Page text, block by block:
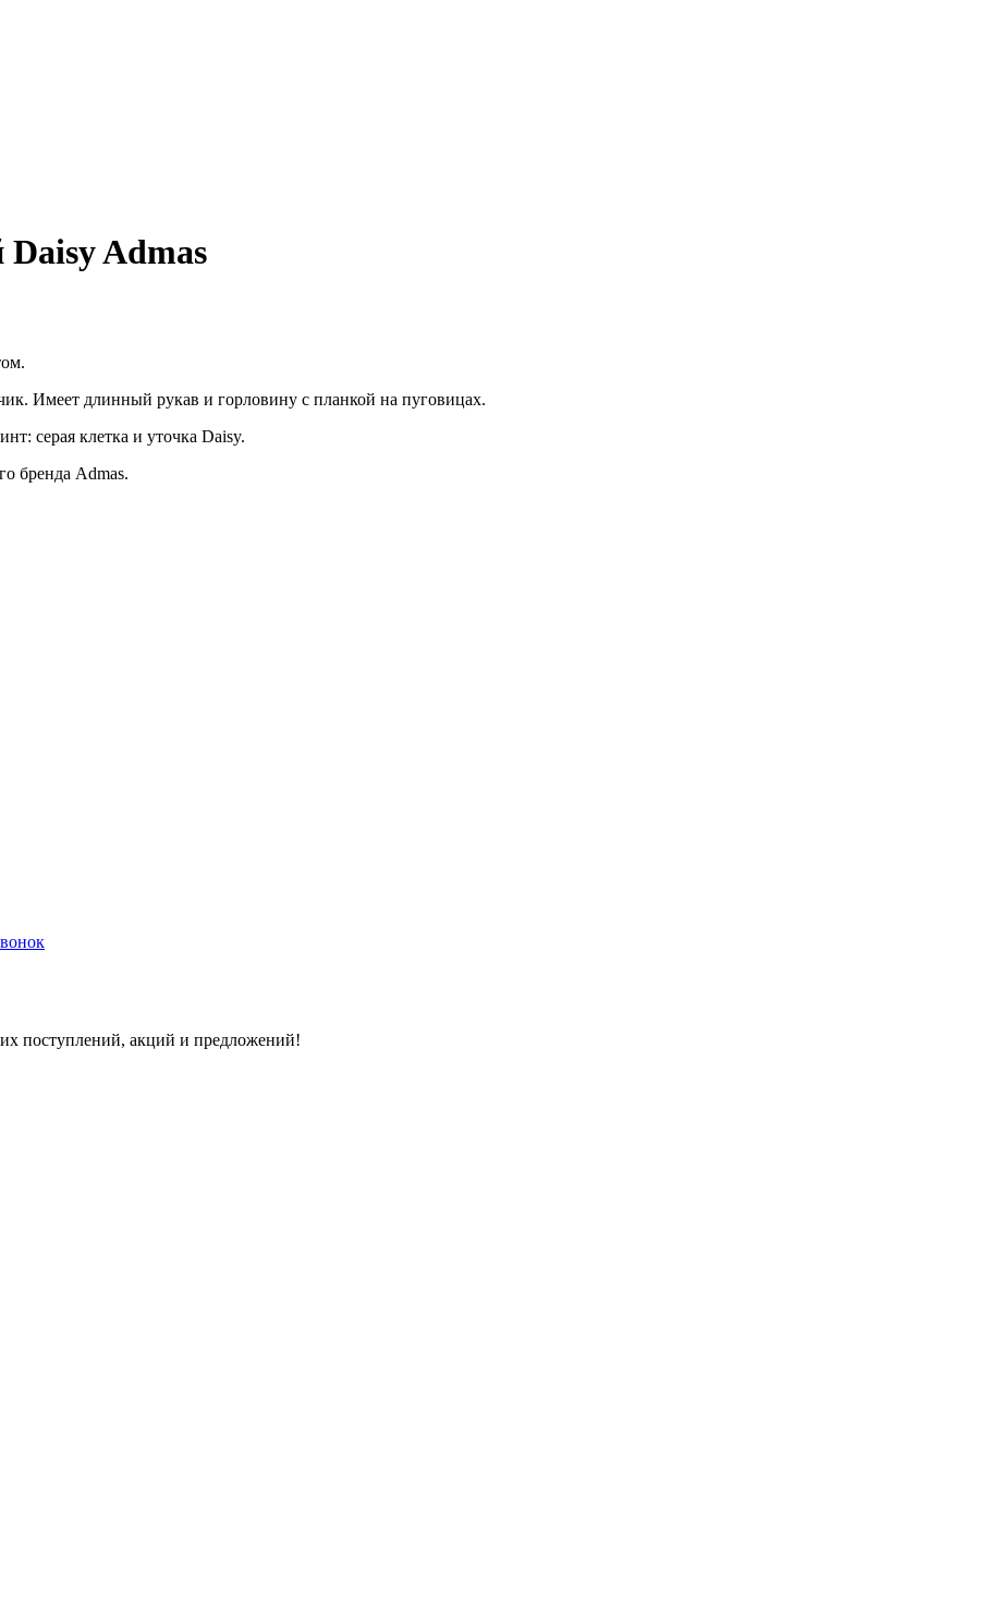
Admas
Имеет длинный рукав и горловину с планкой на пуговицах.
серая клетка и уточка Daisy.
бренда Admas.
поступлений, акций и предложений!